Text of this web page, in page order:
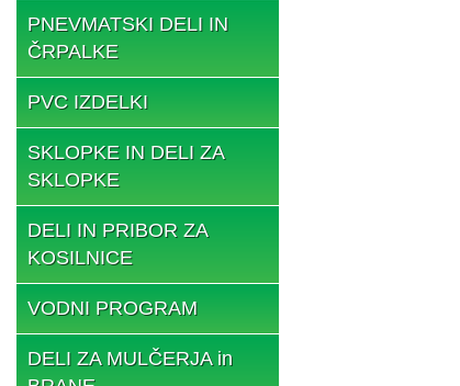
PNEVMATSKI DELI IN
ČRPALKE
PVC IZDELKI
SKLOPKE IN DELI ZA
SKLOPKE
DELI IN PRIBOR ZA
KOSILNICE
VODNI PROGRAM
DELI ZA MULČERJA in